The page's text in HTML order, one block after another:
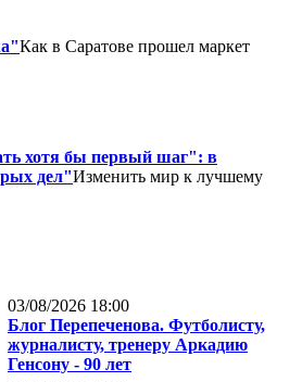
Как в Саратове прошел маркет
хотя бы первый шаг": в
дел"Изменить мир к лучшему
03/08/2026 18:00
Блог Перепеченова. Футболисту,
журналисту, тренеру Аркадию
Генсону - 90 лет